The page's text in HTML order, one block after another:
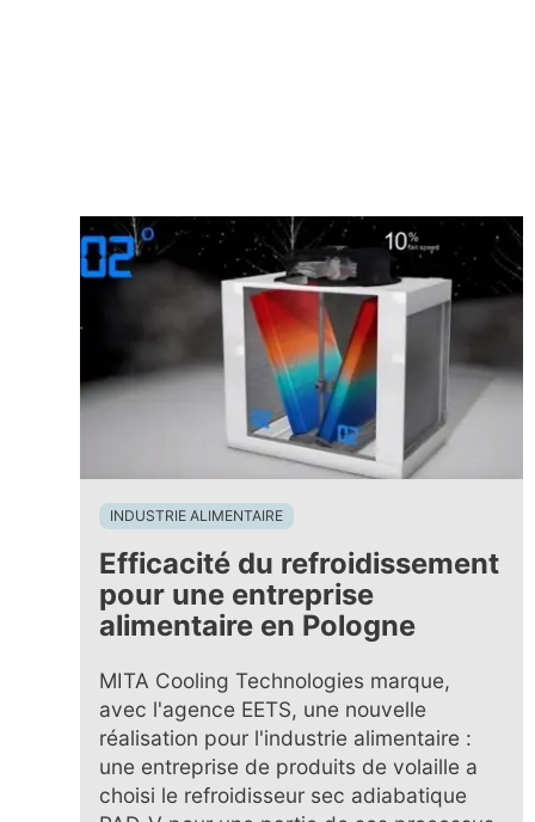
INDUSTRIE ALIMENTAIRE
Efficacité du refroidissement
pour une entreprise
alimentaire en Pologne
MITA Cooling Technologies marque,
avec l'agence EETS, une nouvelle
réalisation pour l'industrie alimentaire :
une entreprise de produits de volaille a
choisi le refroidisseur sec adiabatique